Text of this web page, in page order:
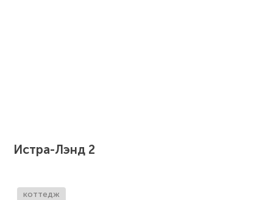
Истра-Лэнд 2
коттедж